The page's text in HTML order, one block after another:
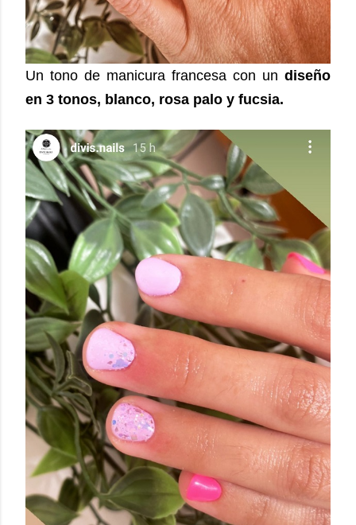
Un tono de manicura francesa con un diseño
en 3 tonos, blanco, rosa palo y fucsia.